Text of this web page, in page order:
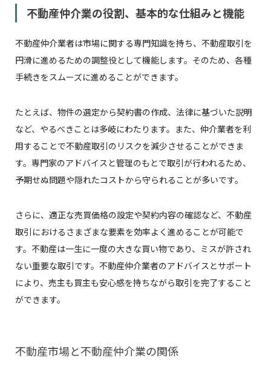
不動産仲介業の役割、基本的な仕組みと機能
不動産仲介業者は市場に関する専門知識を持ち、不動産取引を
円滑に進めるための調整役として機能します。そのため、各種
手続きをスムーズに進めることができます。
たとえば、物件の選定から契約書の作成、法律に基づいた説明
など、やるべきことは多岐にわたります。また、仲介業者を利
用することで不動産取引のリスクを減少させることができま
す。専門家のアドバイスと管理のもとで取引が行われるため、
予期せぬ問題や隠れたコストから守られることが多いです。
さらに、適正な売買価格の設定や契約内容の確認など、不動産
取引におけるさまざまな要素を効率よく進めることが可能で
す。不動産は一生に一度の大きな買い物であり、ミスが許され
ない重要な取引です。不動産仲介業者のアドバイスとサポート
により、売主も買主も安心感を持ちながら取引を完了すること
ができます。
不動産市場と不動産仲介業の関係